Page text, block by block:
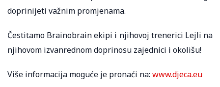
doprinijeti važnim promjenama.
Čestitamo Brainobrain ekipi i njihovoj trenerici Lejli na
njihovom izvanrednom doprinosu zajednici i okolišu!
Više informacija moguće je pronaći na: www.djeca.eu